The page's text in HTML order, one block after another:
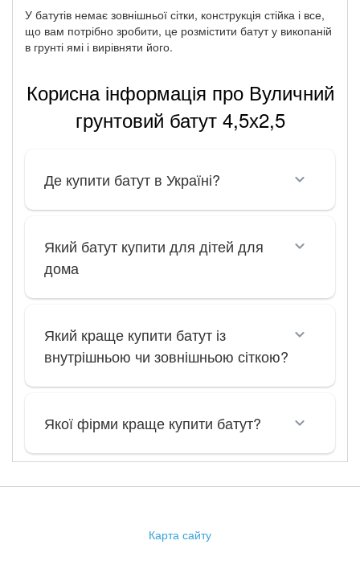
У батутів немає зовнішньої сітки, конструкція стійка і все,
що вам потрібно зробити, це розмістити батут у викопаній
в грунті ямі і вирівняти його.
Корисна інформація про Вуличний
грунтовий батут 4,5х2,5
Де купити батут в Україні?
Який батут купити для дітей для
дома
Який краще купити батут із
внутрішньою чи зовнішньою сіткою?
Якої фірми краще купити батут?
Карта сайту